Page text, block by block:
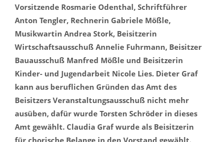
Vorsitzende Rosmarie Odenthal, Schriftführer
Anton Tengler, Rechnerin Gabriele Mößle,
Musikwartin Andrea Stork, Beisitzerin
Wirtschaftsausschuß Annelie Fuhrmann, Beisitzer
Bauausschuß Manfred Mößle und Beisitzerin
Kinder- und Jugendarbeit Nicole Lies. Dieter Graf
kann aus beruflichen Gründen das Amt des
Beisitzers Veranstaltungsausschuß nicht mehr
ausüben, dafür wurde Torsten Schröder in dieses
Amt gewählt. Claudia Graf wurde als Beisitzerin
für chorische Belange in den Vorstand gewählt.